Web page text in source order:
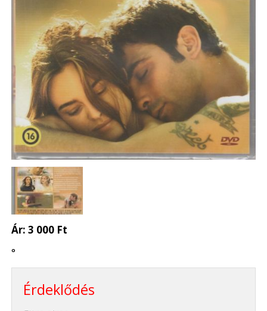
Ár:3 000 Ft
°
Érdeklődés